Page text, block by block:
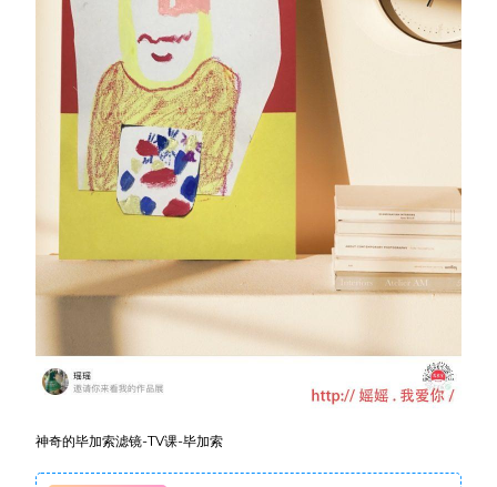
神奇的毕加索滤镜-TV课-毕加索